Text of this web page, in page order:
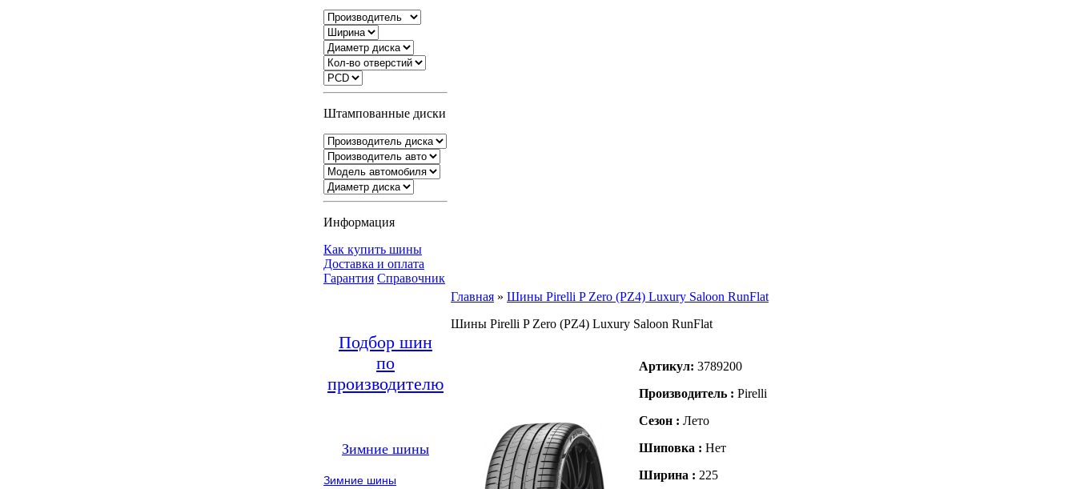
Штампованные диски
Информация
Как купить шины
Доставка и оплата
Гарантия Справочник
Подбор шин
по
производителю
Зимние шины
Зимние шины
Главная » Шины Pirelli P Zero (PZ4) Luxury Saloon RunFlat
Шины Pirelli P Zero (PZ4) Luxury Saloon RunFlat
Артикул: 3789200
Производитель : Pirelli
Сезон : Лето
Шиповка : Нет
Ширина : 225